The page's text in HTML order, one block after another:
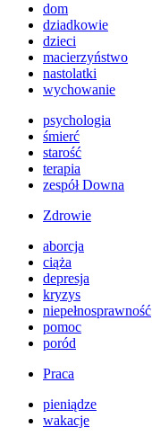
dom
dziadkowie
dzieci
macierzyństwo
nastolatki
wychowanie
psychologia
śmierć
starość
terapia
zespół Downa
Zdrowie
aborcja
ciąża
depresja
kryzys
niepełnosprawność
pomoc
poród
Praca
pieniądze
wakacje